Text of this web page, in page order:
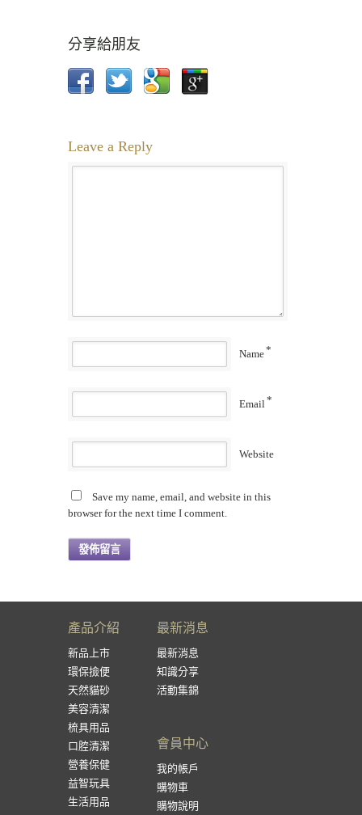
分享給朋友
Leave a Reply
Name*
Email*
Website
Save my name, email, and website in this
browser for the next time I comment.
產品介紹
新品上市
環保撿便
天然貓砂
美容清潔
梳具用品
口腔清潔
營養保健
益智玩具
生活用品
最新消息
最新消息
知識分享
活動集錦
會員中心
我的帳戶
購物車
購物說明